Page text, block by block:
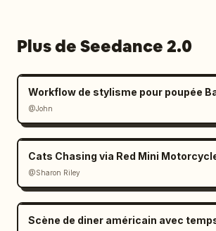
Plus de Seedance 2.0
@John
Cats Chasing via Red Mini
@Sharon Riley
Scène de diner américain avec